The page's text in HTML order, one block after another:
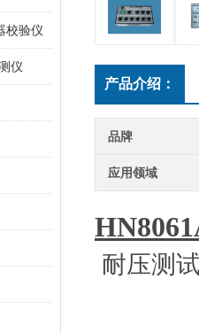
校验仪
仪
产品介绍：
品牌
应用领域
耐压测